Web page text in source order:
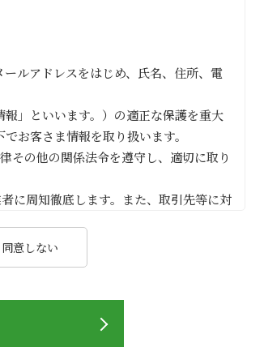
ルアドレスをはじめ、氏名、住所、電
」といいます。）の適正な保護を重大
お客さま情報を取り扱います。
その他の関係法令を遵守し、適切に取り
に周知徹底します。また、取引先等に対
知または公表し、その利用目的にしたが
示、訂正、削除、利用停止の依頼を所定
同意しない